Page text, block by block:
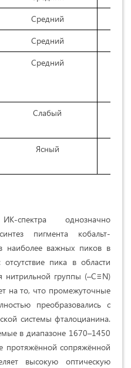
Средний
Средний
Средний
Слабый
Ясный
спектра однозначно
пигмента кобальт-
наиболее важных пиков в
пика в области
нитрильной группы (–C≡N)
на то, что промежуточные
преобразовались с
системы фталоцианина.
в диапазоне 1670–1450
протяжённой сопряжённой
высокую оптическую